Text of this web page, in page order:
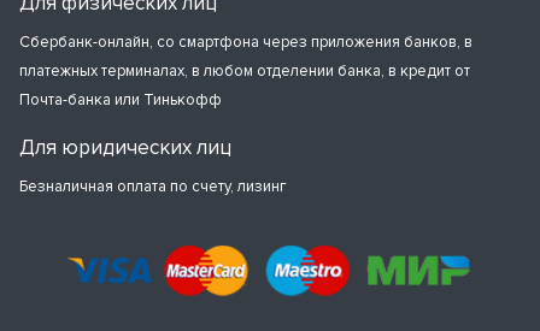
Сбербанк-онлайн, со смартфона через приложения банков, в
платежных терминалах, в любом отделении банка, в кредит от
Почта-банка или Тинькофф
Для юридических лиц
Безналичная оплата по счету, лизинг